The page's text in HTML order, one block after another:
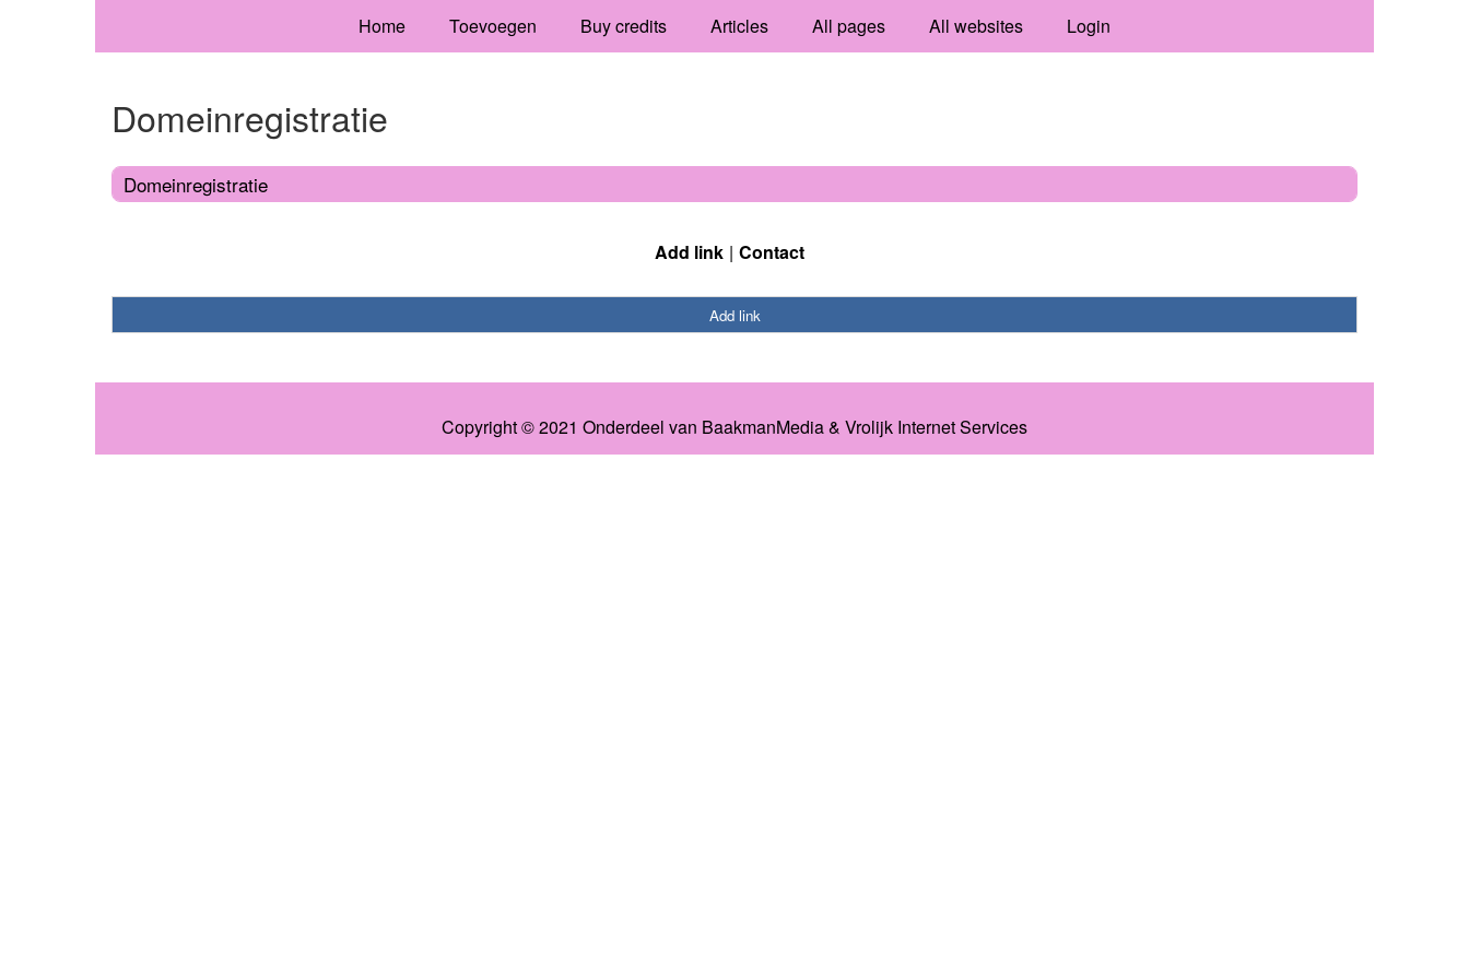
Home Toevoegen Buy credits Articles All pages All websites Login
Domeinregistratie
Domeinregistratie
Add link Contact
Add link
Copyright © 2021 Onderdeel van BaakmanMedia& Vrolijk Internet Services